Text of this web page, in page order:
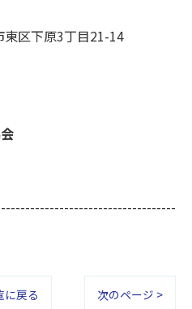
区下原3丁目21-14
に戻る 次のページ >